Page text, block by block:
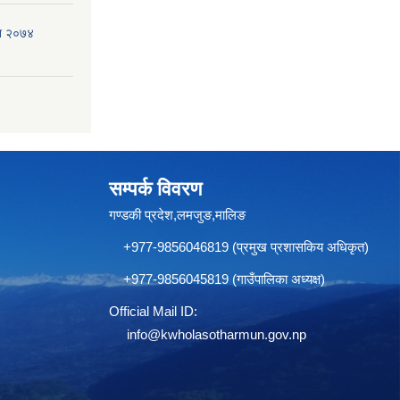
२०७४
सम्पर्क विवरण
गण्डकी प्रदेश,लमजुङ,मालिङ
+977-9856046819 (प्रमुख प्रशासकिय अधिकृत)
+977-9856045819 (गाउँपालिका अध्यक्ष)
Official Mail ID:
info@kwholasotharmun.gov.np